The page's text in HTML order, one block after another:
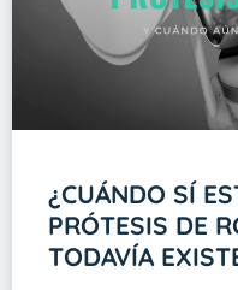
¿CUÁNDO SÍ
PRÓTESIS DE
TODAVÍA